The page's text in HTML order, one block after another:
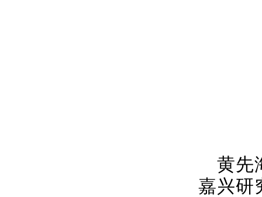
黄先
嘉兴研